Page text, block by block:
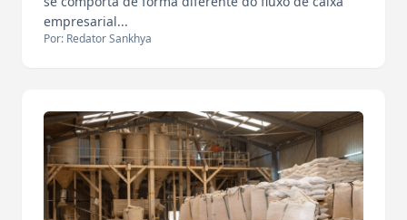
empresarial...
Por: Redator Sankhya